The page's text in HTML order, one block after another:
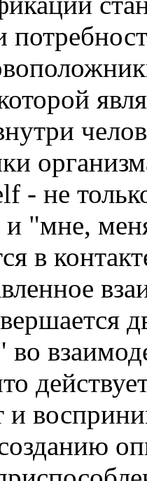
- не
"мне,
в
во
и